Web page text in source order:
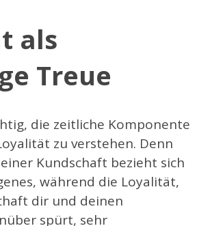
als
Treue
die zeitliche Komponente
zu verstehen. Denn
Kundschaft bezieht sich
während die Loyalität,
dir und deinen
spürt, sehr